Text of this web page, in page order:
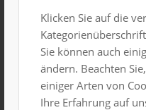
Klicken Sie auf die
Sie können auch
ändern. Beachten
einiger Arten von
Ihre Erfahrung auf
Hervorgehoben
16. November 2024,